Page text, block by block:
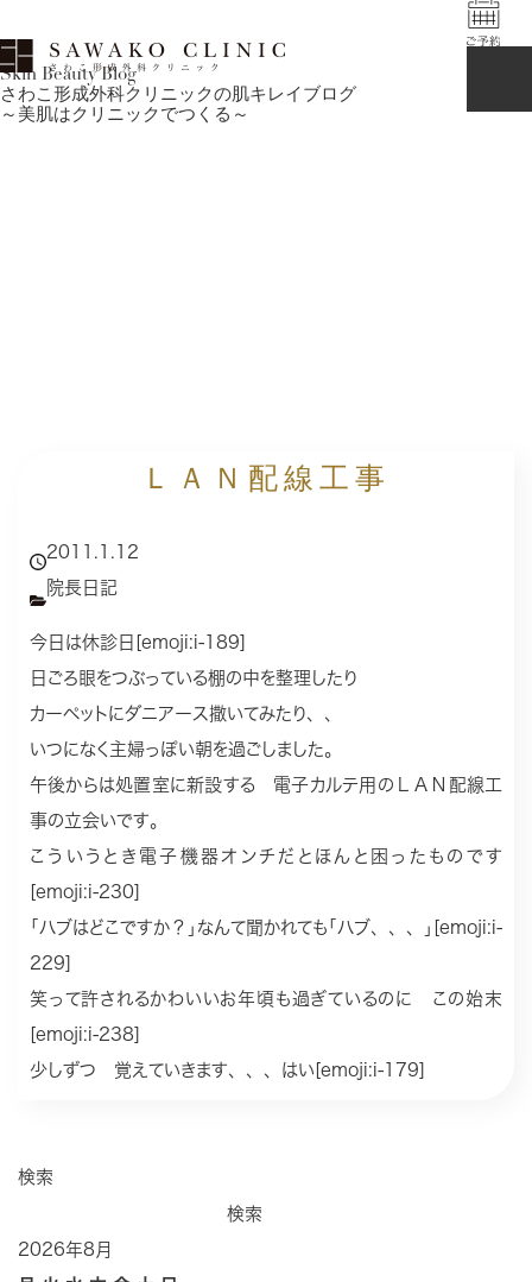
Skin Beauty Blog
さわこ形成外科クリニックの肌キレイブログ
～美肌はクリニックでつくる～
ＬＡＮ配線工事
2011.1.12
院長日記
今日は休診日[emoji:i-189]
日ごろ眼をつぶっている棚の中を整理したり
カーペットにダニアース撒いてみたり、、
いつになく主婦っぽい朝を過ごしました。
午後からは処置室に新設する 電子カルテ用のＬＡＮ配線工
事の立会いです。
こういうとき電子機器オンチだとほんと困ったものです
[emoji:i-230]
｢ハブはどこですか？｣なんて聞かれても｢ハブ、、、｣[emoji:i-
229]
笑って許されるかわいいお年頃も過ぎているのに この始末
[emoji:i-238]
少しずつ 覚えていきます、、、はい[emoji:i-179]
検索
検索
2026年8月